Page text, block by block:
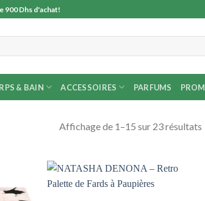
900 Dhs d'achat!
& BAIN ACCESSOIRES PARFUMS
Affichage de 1–15 sur 23 résultats